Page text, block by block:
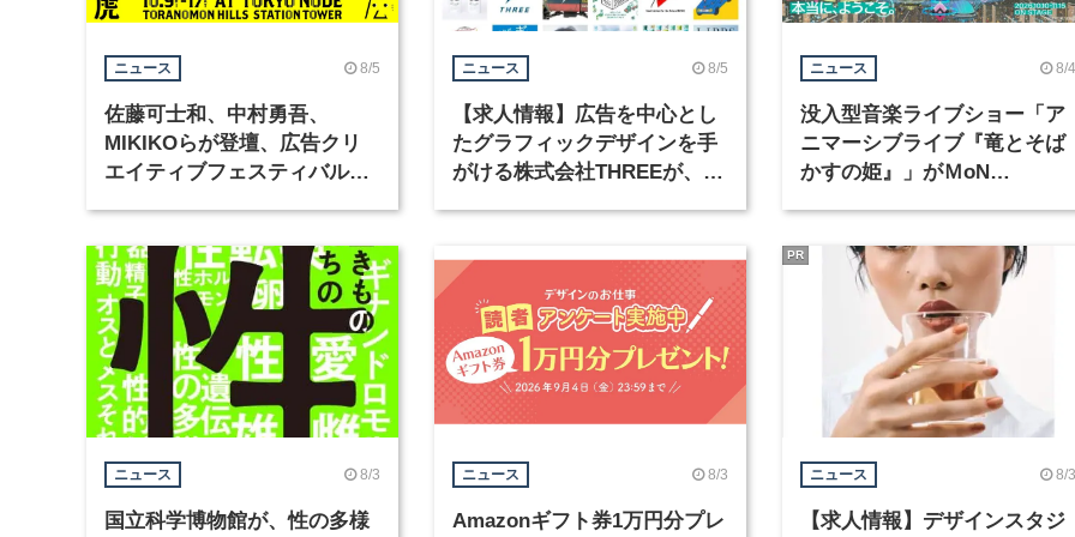
ニュース 8/5
佐藤可士和、中村勇吾、
MIKIKOらが登壇、広告クリ
エイティブフェスティバル
ニュース 8/5
【求人情報】広告を中心とし
たグラフィックデザインを手
がける株式会社THREEが、グ
ニュース 8/4
没入型音楽ライブショー「ア
ニマーシブライブ『竜とそば
かすの姫』」がＭoN
ニュース 8/3
国立科学博物館が、性の多様
ニュース 8/3
Amazonギフト券1万円分プレ
ニュース 8/3
【求人情報】デザインスタジ
PR